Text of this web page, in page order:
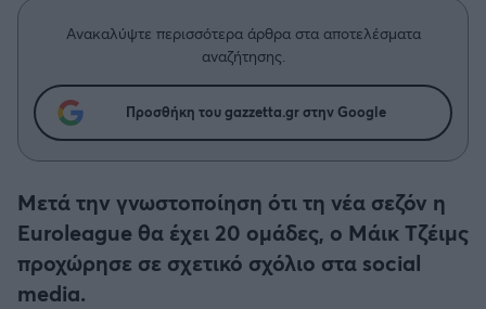
Άρης
Λεβαδειακός
Βόλος
Ατρόμητος Αθηνών
Μεγάλη μου Αγάπη
Ανακαλύψτε περισσότερα άρθρα στα αποτελέσματα
αναζήτησης.
Προσθήκη του gazzetta.gr στην Google
Μετά την γνωστοποίηση ότι τη νέα σεζόν η
Euroleague θα έχει 20 ομάδες, ο Μάικ Τζέιμς
προχώρησε σε σχετικό σχόλιο στα social
media.